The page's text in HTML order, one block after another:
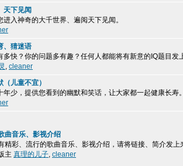
天下见闻
进入神奇的大千世界、遍阅天下见闻。
、猜迷语
多快？你的问题多有趣？任何人都能将有新意的IQ题目发
, cleaner
儿童不宜）
年少，提供您看到的幽默和笑话，让大家都一起健康长寿
曲音乐、影视介绍
精彩、流行的歌曲音乐、影视介绍，请将链接、简介发上
主 真理的儿子, cleaner